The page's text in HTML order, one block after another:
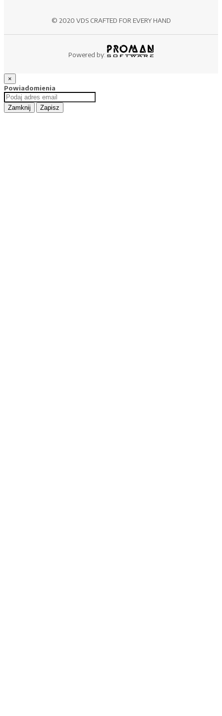
© 2020 VDS CRAFTED FOR EVERY HAND
Powered by:
×
Powiadomienia
Zamknij Zapisz